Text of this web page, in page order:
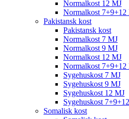
Normalkost 12 MJ
Normalkost 7+9+12
Pakistansk kost
Pakistansk kost
Normalkost 7 MJ
Normalkost 9 MJ
Normalkost 12 MJ
Normalkost 7+9+12
Sygehuskost 7 MJ
Sygehuskost 9 MJ
Sygehuskost 12 MJ
Sygehuskost
Somalisk kost